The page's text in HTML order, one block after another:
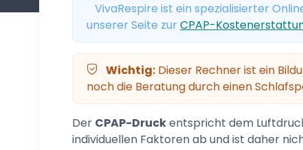
VivaRespire ist ein spezialisierter
unserer Seite zurCPAP-
Wichtig: Dieser Rechner ist ein
noch die Beratung durch einen
Der CPAP-Druckentspricht dem
individuellen Faktoren ab und ist daher